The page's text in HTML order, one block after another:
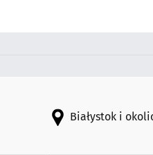
Białystok i